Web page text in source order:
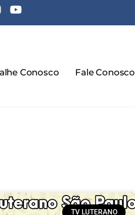
Conosco Fale Conosco
TV LUTERANO